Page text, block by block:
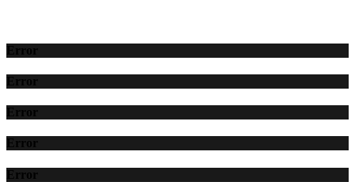
Error
Error
Error
Error
Error